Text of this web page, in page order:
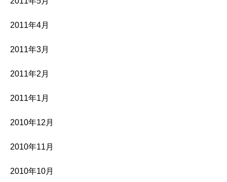
2011年4月
2011年3月
2011年2月
2011年1月
2010年12月
2010年11月
2010年10月